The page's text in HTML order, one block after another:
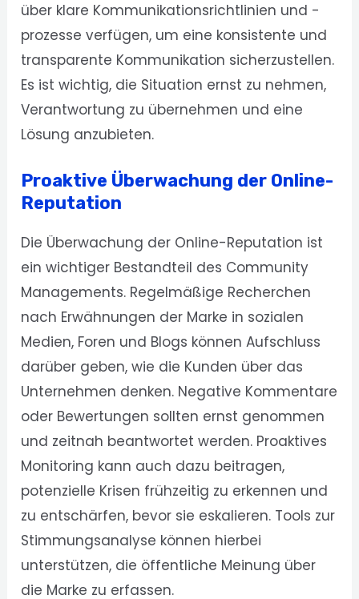
über klare Kommunikationsrichtlinien und -
prozesse verfügen, um eine konsistente und
transparente Kommunikation sicherzustellen.
Es ist wichtig, die Situation ernst zu nehmen,
Verantwortung zu übernehmen und eine
Lösung anzubieten.
Proaktive Überwachung der Online-
Reputation
Die Überwachung der Online-Reputation ist
ein wichtiger Bestandteil des Community
Managements. Regelmäßige Recherchen
nach Erwähnungen der Marke in sozialen
Medien, Foren und Blogs können Aufschluss
darüber geben, wie die Kunden über das
Unternehmen denken. Negative Kommentare
oder Bewertungen sollten ernst genommen
und zeitnah beantwortet werden. Proaktives
Monitoring kann auch dazu beitragen,
potenzielle Krisen frühzeitig zu erkennen und
zu entschärfen, bevor sie eskalieren. Tools zur
Stimmungsanalyse können hierbei
unterstützen, die öffentliche Meinung über
die Marke zu erfassen.